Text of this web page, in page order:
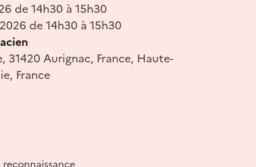
de 14h30 à 15h30
de 14h30 à 15h30
31420 Aurignac, France, Haute-
France